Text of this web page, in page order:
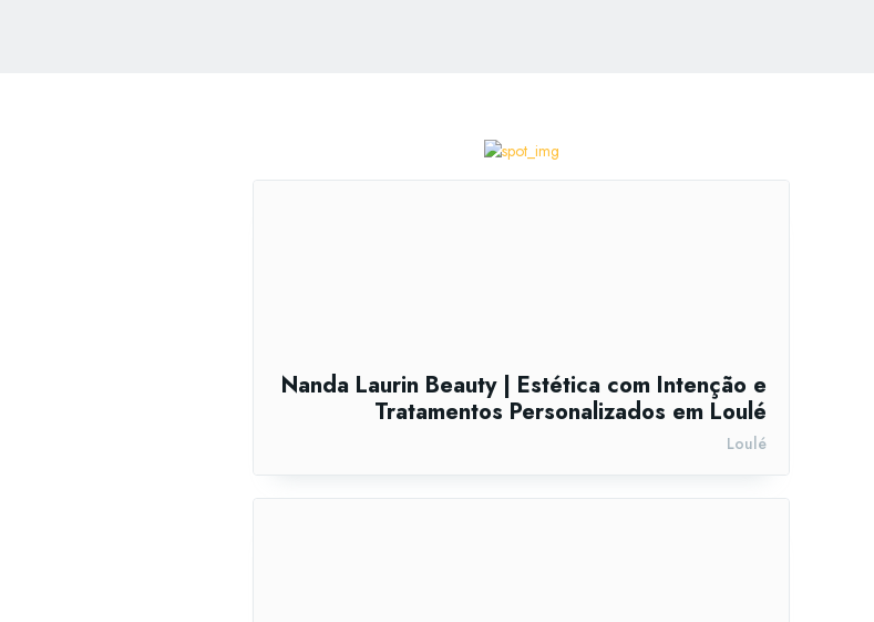
Nanda Laurin Beauty | Estética com Intenção e
Tratamentos Personalizados em Loulé
Loulé